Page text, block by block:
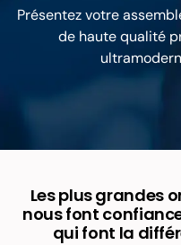
Présentez votre
de haute qualité
Les plus grandes
nous font
qui font la